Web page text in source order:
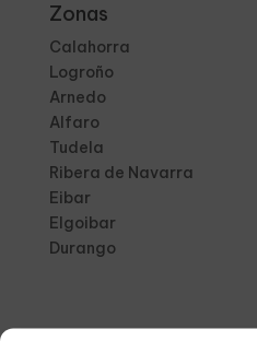
Zonas
Calahorra
Logroño
Arnedo
Alfaro
Tudela
Ribera de Navarra
Eibar
Elgoibar
Durango